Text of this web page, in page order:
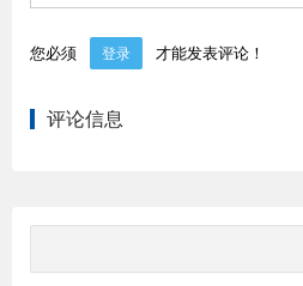
您必须 登录 才能发表评论！
评论信息